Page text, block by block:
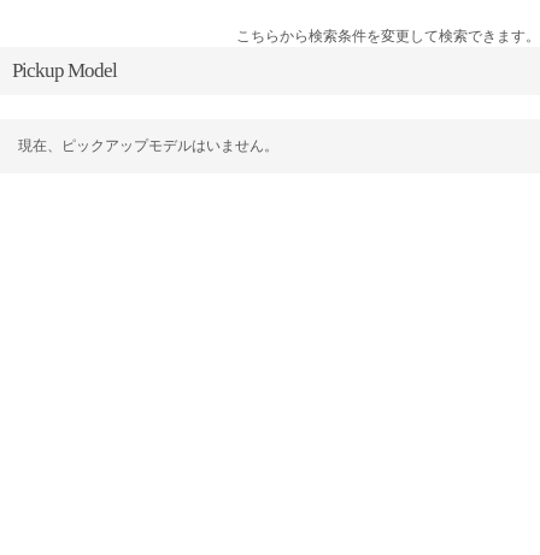
こちらから検索条件を変更して検索できます。
Pickup Model
現在、ピックアップモデルはいません。